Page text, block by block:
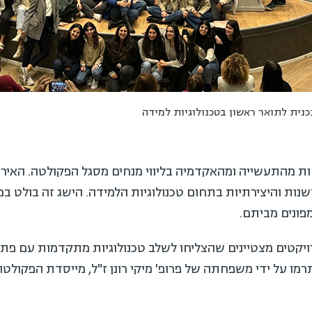
לתואר ראשון בטכנולוגיות למידה
ומהאקדמיה בליווי מנחים מסגל הפקולטה.
והיצירתיות בתחום טכנולוגיות הלמידה. הישג זה בולט
מביתם.
מצטיינים שהצליחו לשלב טכנולוגיות מתקדמות עם
על ידי משפחתה של פרופ' מיקי רונן ז"ל, מייסדת הפקולטה